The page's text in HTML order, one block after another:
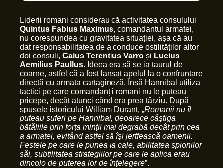
Liderii romani considerau că activitatea consulului
Quintus Fabius Maximus, comandantul armatei,
nu corespundea cu gravitatea situației, așa că au
dat responsabilitatea de a conduce ostilităților altor
doi consuli, Gaius Terentius Varro și Lucius
Aemilius Paullus. Ideea era să se ia taurul de
coarne, astfel că a fost lansat apelul la o confruntare
directă cu armata cartagineză. Însă Hannibal utiliza
tactici pe care comandanții romani nu le puteau
pricepe, decât atunci când era prea târziu. După
spusele istoricului William Durant, „Romanii nu îl
puteau suferi pe Hannibal, deoarece câștiga
bătăliile prin forța minții mai degrabă decât prin cea
a armatei, evitând astfel să își jertfească oamenii.
Festele pe care le punea la cale, abilitatea spionilor
săi, subtilitatea strategiilor pe care le aplica erau
dincolo de puterea lor de înțelegere”.